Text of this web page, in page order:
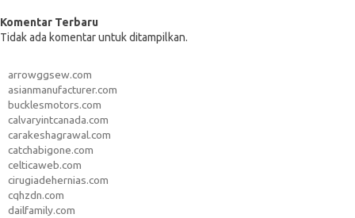
Komentar Terbaru
Tidak ada komentar untuk ditampilkan.
arrowggsew.com
asianmanufacturer.com
bucklesmotors.com
calvaryintcanada.com
carakeshagrawal.com
catchabigone.com
celticaweb.com
cirugiadehernias.com
cqhzdn.com
dailfamily.com